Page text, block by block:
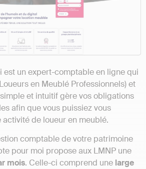
est un expert-comptable en ligne qui
en Meublé Professionnels) et
et intuitif gère vos obligations
afin que vous puissiez vous
de loueur en meublé.
comptable de votre patrimoine
pour moi propose aux LMNP une
mois. Celle-ci comprend une large